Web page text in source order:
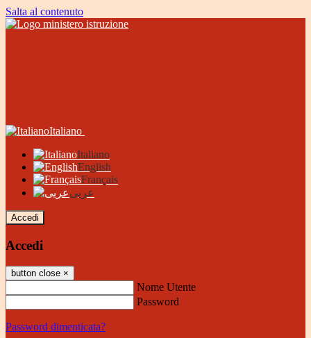
Salta al contenuto
Italiano
Italiano
English
Français
عربى
Accedi
Accedi
button close ×
Nome Utente
Password
Password dimenticata?